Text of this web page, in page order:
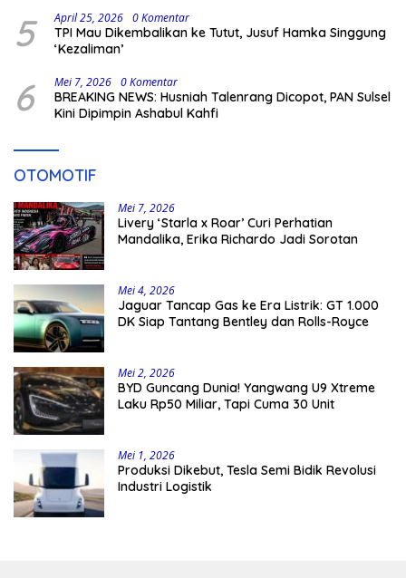
5 April 25, 2026 0 Komentar
TPI Mau Dikembalikan ke Tutut, Jusuf Hamka Singgung
‘Kezaliman’
6 Mei 7, 2026 0 Komentar
BREAKING NEWS: Husniah Talenrang Dicopot, PAN Sulsel
Kini Dipimpin Ashabul Kahfi
OTOMOTIF
Mei 7, 2026
Livery ‘Starla x Roar’ Curi Perhatian
Mandalika, Erika Richardo Jadi Sorotan
Mei 4, 2026
Jaguar Tancap Gas ke Era Listrik: GT 1.000
DK Siap Tantang Bentley dan Rolls-Royce
Mei 2, 2026
BYD Guncang Dunia! Yangwang U9 Xtreme
Laku Rp50 Miliar, Tapi Cuma 30 Unit
Mei 1, 2026
Produksi Dikebut, Tesla Semi Bidik Revolusi
Industri Logistik